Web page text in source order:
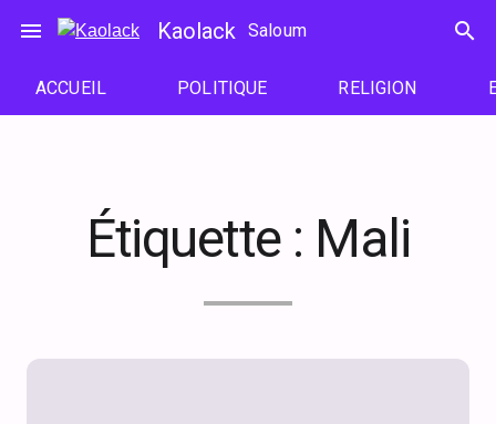
menu Kaolack Saloum search
ACCUEIL POLITIQUE RELIGION
Étiquette : Mali